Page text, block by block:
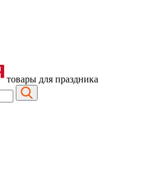
товары для праздника